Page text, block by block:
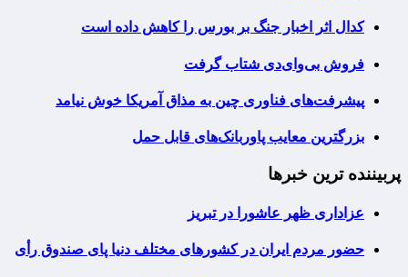
کدال اثر اخبار جنگ بر بورس را کاهش داده است
فروش بی‌وای‌دی شتاب گرفت
پیشرفت‌های فناوری چین به مذاق آمریکا خوش نیامد
بزرگترین معایب پاوربانک‌های قابل حمل
پربیننده ترین خبرها
عزاداری ظهر عاشورا در تبریز
حضور مردم ایران در کشورهای مختلف دنیا پای صندوق رأی